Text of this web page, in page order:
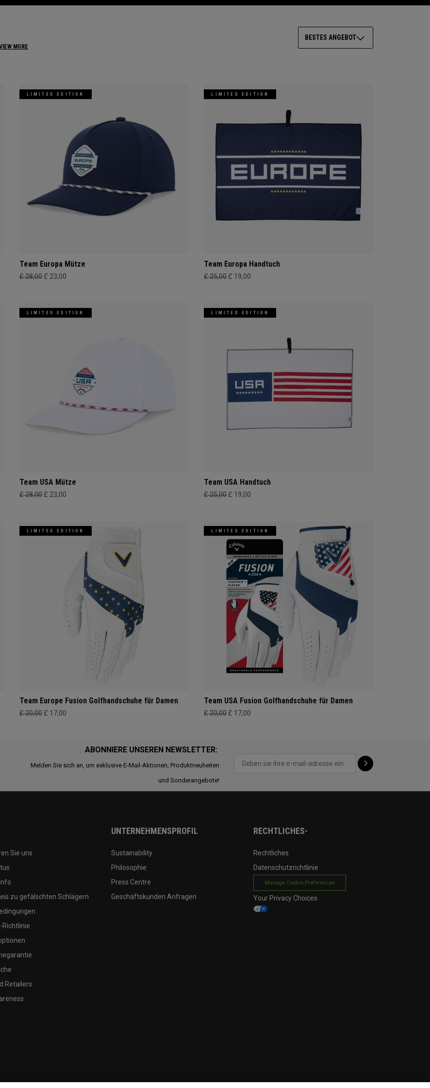
MORE
BESTES ANGEBOT
LIMITED EDITION
Team Europa Mütze
£ 28,00 £ 23,00
LIMITED EDITION
Team Europa Handtuch
£ 25,00 £ 19,00
LIMITED EDITION
Team USA Mütze
£ 28,00 £ 23,00
LIMITED EDITION
Team USA Handtuch
£ 25,00 £ 19,00
LIMITED EDITION
Team Europe Fusion Golfhandschuhe für Damen
£ 20,00 £ 17,00
LIMITED EDITION
Team USA Fusion Golfhandschuhe für Damen
£ 20,00 £ 17,00
ABONNIERE UNSEREN NEWSLETTER:
Melden Sie sich an, um exklusive E-Mail-Aktionen, Produktneuheiten
und Sonderangebote!
Sie uns
zu gefälschten Schlägern
Richtlinie
Retailers
UNTERNEHMENSPROFIL
Sustainability
Philosophie
Press Centre
Geschäftskunden Anfragen
RECHTLICHES-
Rechtliches
Datenschutzrichtlinie
Manage Cookie Preferences
Your Privacy Choices